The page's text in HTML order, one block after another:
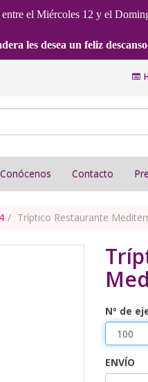
el Miércoles 12 y el
les desea un feliz
Conócenos Contacto
Tríptico Restaurante
Nº de
ENVÍO